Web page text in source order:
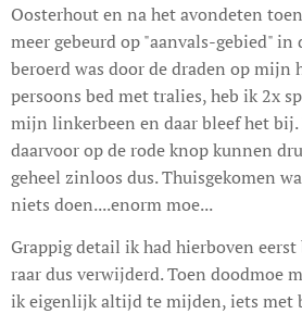
Oosterhout en na het avondeten
meer gebeurd op "aanvals-gebied" in
beroerd was door de draden op mijn
persoons bed met tralies, heb ik 2x
mijn linkerbeen en daar bleef het bij.
daarvoor op de rode knop kunnen
geheel zinloos dus. Thuisgekomen
niets doen....enorm moe...
Grappig detail ik had hierboven
raar dus verwijderd. Toen doodmoe
ik eigenlijk altijd te mijden, iets met